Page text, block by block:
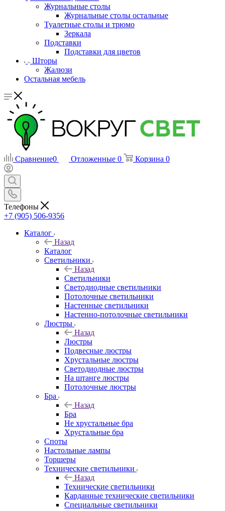
Журнальные столы
Журнальные столы остальные
Туалетные столы и трюмо
Зеркала
Подставки
Подставки для цветов
Шторы
Жалюзи
Остальная мебель
Сравнение0 Отложенные 0 Корзина 0
Телефоны
+7 (905) 506-9356
Каталог
Назад
Каталог
Светильники
Назад
Светильники
Светодиодные светильники
Потолочные светильники
Настенные светильники
Настенно-потолочные светильники
Люстры
Назад
Люстры
Подвесные люстры
Хрустальные люстры
Светодиодные люстры
На штанге люстры
Потолочные люстры
Бра
Назад
Бра
Не хрустальные бра
Хрустальные бра
Споты
Настольные лампы
Торшеры
Технические светильники
Назад
Технические светильники
Карданные технические светильники
Специальные светильники